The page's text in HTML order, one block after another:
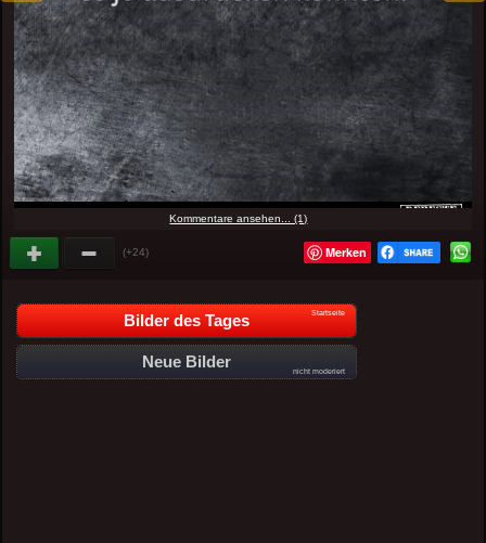
Kommentare ansehen... (1)
(+24) Merken
Bilder des Tages Startseite
Neue Bilder
nicht moderiert